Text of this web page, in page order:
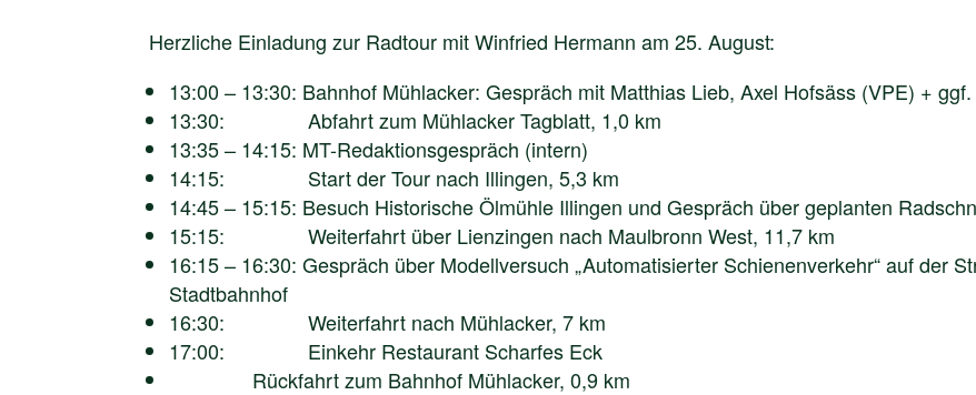
Herzliche Einladung zur Radtour mit Winfried Hermann am 25. August:
13:00 – 13:30: Bahnhof Mühlacker: Gespräch mit Matthias Lieb, Axel Hofsäss (VPE) +
13:30: Abfahrt zum Mühlacker Tagblatt, 1,0 km
13:35 – 14:15: MT-Redaktionsgespräch (intern)
14:15: Start der Tour nach Illingen, 5,3 km
14:45 – 15:15: Besuch Historische Ölmühle Illingen und Gespräch über geplanten
15:15: Weiterfahrt über Lienzingen nach Maulbronn West, 11,7 km
16:15 – 16:30: Gespräch über Modellversuch „Automatisierter Schienenverkehr“ auf der
Stadtbahnhof
16:30: Weiterfahrt nach Mühlacker, 7 km
17:00: Einkehr Restaurant Scharfes Eck
Rückfahrt zum Bahnhof Mühlacker, 0,9 km